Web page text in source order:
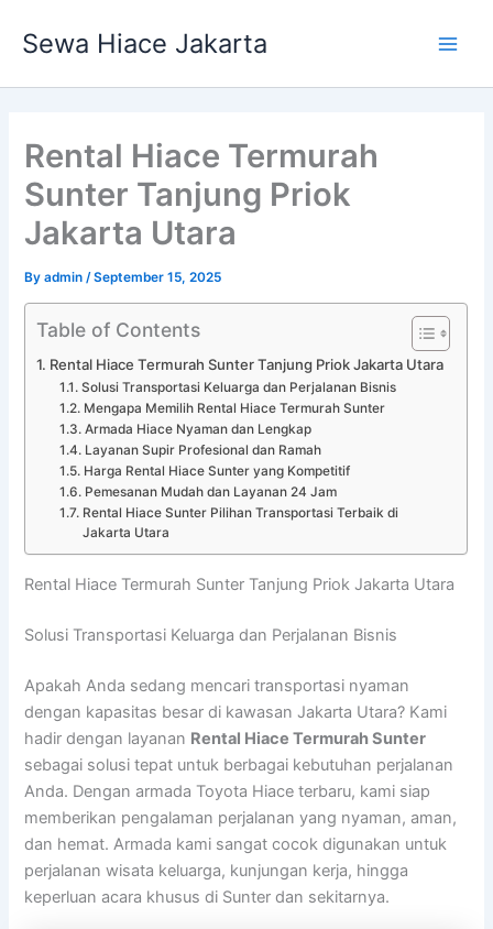
Sewa Hiace Jakarta
Rental Hiace Termurah
Sunter Tanjung Priok
Jakarta Utara
Byadmin /September 15, 2025
Table of Contents
Rental Hiace Termurah Sunter Tanjung Priok Jakarta Utara
Solusi Transportasi Keluarga dan Perjalanan Bisnis
Mengapa Memilih Rental Hiace Termurah Sunter
Armada Hiace Nyaman dan Lengkap
Layanan Supir Profesional dan Ramah
Harga Rental Hiace Sunter yang Kompetitif
Pemesanan Mudah dan Layanan 24 Jam
Rental Hiace Sunter Pilihan Transportasi Terbaik di
Jakarta Utara
Rental Hiace Termurah Sunter Tanjung Priok Jakarta Utara
Solusi Transportasi Keluarga dan Perjalanan Bisnis
Apakah Anda sedang mencari transportasi nyaman
dengan kapasitas besar di kawasan Jakarta Utara? Kami
hadir dengan layanan Rental Hiace Termurah Sunter
sebagai solusi tepat untuk berbagai kebutuhan perjalanan
Anda. Dengan armada Toyota Hiace terbaru, kami siap
memberikan pengalaman perjalanan yang nyaman, aman,
dan hemat. Armada kami sangat cocok digunakan untuk
perjalanan wisata keluarga, kunjungan kerja, hingga
keperluan acara khusus di Sunter dan sekitarnya.